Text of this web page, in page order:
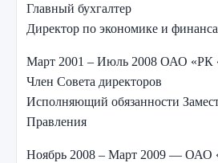
Главный бухгалтер
Директор по экономике и
Март 2001 – Июль 2008 ОАО «РК
Член Совета директоров
Исполняющий обязанности
Правления
Ноябрь 2008 – Март 2009 — ОАО